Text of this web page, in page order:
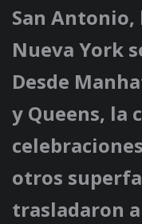
San
Nueva York
Desde
y Queens, la
otros
trasladaron